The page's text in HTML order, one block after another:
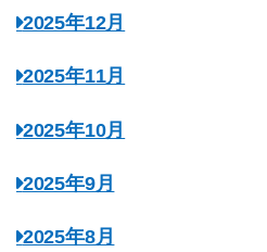
2025年12月
2025年11月
2025年10月
2025年9月
2025年8月